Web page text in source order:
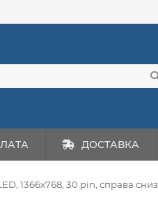
ДОСТАВКА
1366x768, 30 pin, справа